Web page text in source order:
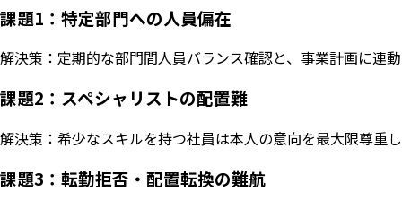
課題1：特定部門への人員偏在
解決策：定期的な部門間人員バランス確認と、事業計画に連
課題2：スペシャリストの配置難
解決策：希少なスキルを持つ社員は本人の意向を最大限尊重
課題3：転勤拒否・配置転換の難航